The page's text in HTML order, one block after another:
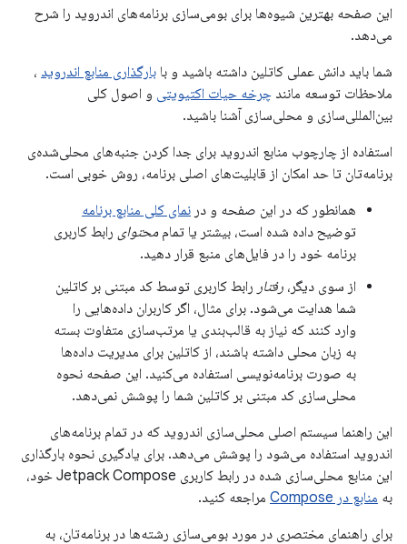
این صفحه بهترین شیوه‌ها برای بومی‌سازی برنامه‌های اندروید را شرح
می‌دهد.
شما باید دانش عملی کاتلین داشته باشید و با بارگذاری منابع اندروید ،
ملاحظات توسعه مانند چرخه حیات اکتیویتی و اصول کلی
بین‌المللی‌سازی و محلی‌سازی آشنا باشید.
استفاده از چارچوب منابع اندروید برای جدا کردن جنبه‌های محلی‌شده‌ی
برنامه‌تان تا حد امکان از قابلیت‌های اصلی برنامه، روش خوبی است.
همانطور که در این صفحه و در نمای کلی منابع برنامه
توضیح داده شده است، بیشتر یا تمام محتوای رابط کاربری
برنامه خود را در فایل‌های منبع قرار دهید.
از سوی دیگر، رفتار رابط کاربری توسط کد مبتنی بر کاتلین
شما هدایت می‌شود. برای مثال، اگر کاربران داده‌هایی را
وارد کنند که نیاز به قالب‌بندی یا مرتب‌سازی متفاوت بسته
به زبان محلی داشته باشند، از کاتلین برای مدیریت داده‌ها
به صورت برنامه‌نویسی استفاده می‌کنید. این صفحه نحوه
محلی‌سازی کد مبتنی بر کاتلین شما را پوشش نمی‌دهد.
این راهنما سیستم اصلی محلی‌سازی اندروید که در تمام برنامه‌های
اندروید استفاده می‌شود را پوشش می‌دهد. برای یادگیری نحوه بارگذاری
این منابع محلی‌سازی شده در رابط کاربری Jetpack Compose خود،
به منابع در Compose
مراجعه کنید.
برای راهنمای مختصری در مورد بومی‌سازی رشته‌ها در برنامه‌تان، به